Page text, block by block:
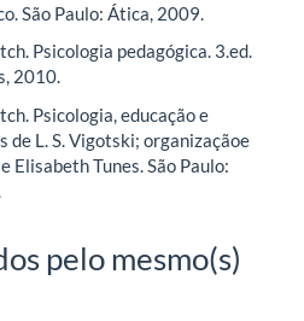
São Paulo: Ática, 2009.
Psicologia pedagógica. 3.ed.
2010.
Psicologia, educação e
L. S. Vigotski; organizaçãoe
Elisabeth Tunes. São Paulo:
pelo mesmo(s)